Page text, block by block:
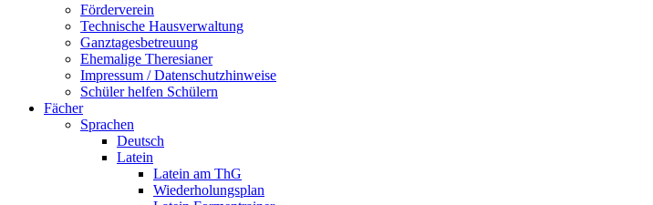
Förderverein
Technische Hausverwaltung
Ganztagesbetreuung
Ehemalige Theresianer
Impressum / Datenschutzhinweise
Schüler helfen Schülern
Fächer
Sprachen
Deutsch
Latein
Latein am ThG
Wiederholungsplan